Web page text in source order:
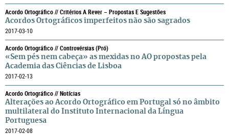
Acordo Ortográfico // Critérios A Rever – Propostas E Sugestões
Acordos Ortográficos imperfeitos não são sagrados
2017-03-10
Acordo Ortográfico // Controvérsias (pró)
«Sem pés nem cabeça» as mexidas no AO propostas pela
Academia das Ciências de Lisboa
2017-02-13
Acordo Ortográfico // Notícias
Alterações ao Acordo Ortográfico em Portugal só no âmbito
multilateral do Instituto Internacional da Língua
Portuguesa
2017-02-08